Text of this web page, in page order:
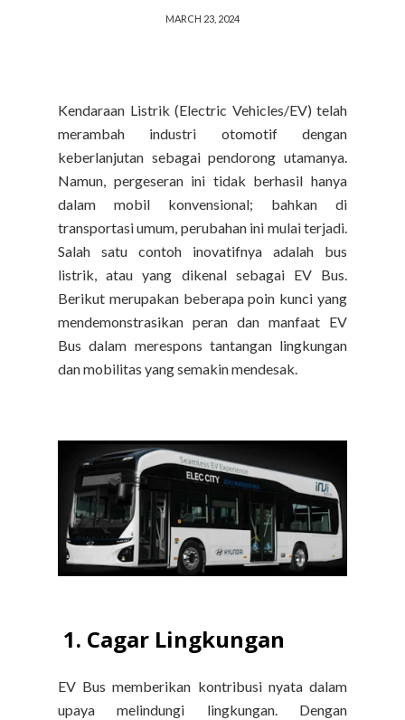
MARCH 23, 2024
Kendaraan Listrik (Electric Vehicles/EV) telah
merambah industri otomotif dengan
keberlanjutan sebagai pendorong utamanya.
Namun, pergeseran ini tidak berhasil hanya
dalam mobil konvensional; bahkan di
transportasi umum, perubahan ini mulai terjadi.
Salah satu contoh inovatifnya adalah bus
listrik, atau yang dikenal sebagai EV Bus.
Berikut merupakan beberapa poin kunci yang
mendemonstrasikan peran dan manfaat EV
Bus dalam merespons tantangan lingkungan
dan mobilitas yang semakin mendesak.
1. Cagar Lingkungan
EV Bus memberikan kontribusi nyata dalam
upaya melindungi lingkungan. Dengan